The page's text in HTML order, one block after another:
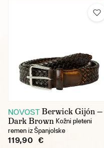
NOVOST Berwick Gijón —
Dark Brown Kožni pleteni
remen iz Španjolske
119,90 €